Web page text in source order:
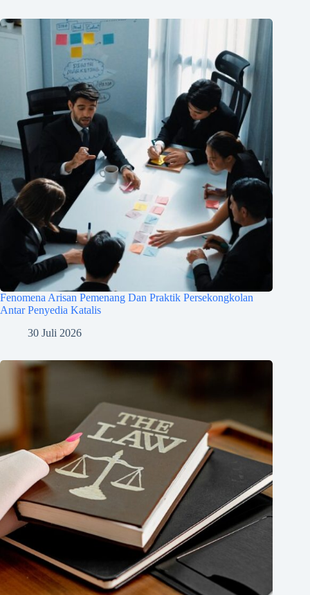
Fenomena Arisan Pemenang Dan Praktik Persekongkolan
Antar Penyedia Katalis
30 Juli 2026